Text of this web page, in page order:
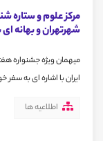
مرکز علوم و
شهرتهران و بهانه
ميهمان ويژه جشنواره
ايران با اشاره ای به سفر
اطلاعیه ها